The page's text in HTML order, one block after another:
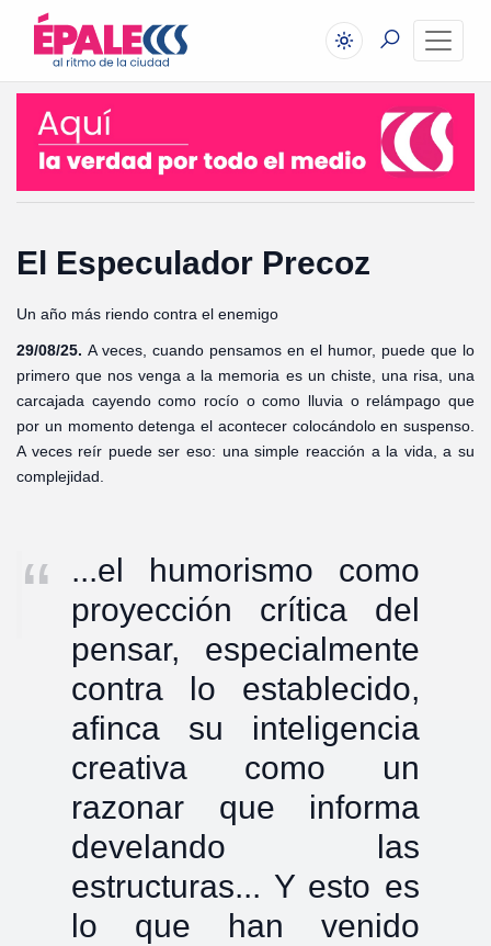
El Especulador Precoz
Un año más riendo contra el enemigo
29/08/25. A veces, cuando pensamos en el humor, puede que lo
primero que nos venga a la memoria es un chiste, una risa, una
carcajada cayendo como rocío o como lluvia o relámpago que
por un momento detenga el acontecer colocándolo en suspenso.
A veces reír puede ser eso: una simple reacción a la vida, a su
complejidad.
...el humorismo como
proyección crítica del
pensar, especialmente
contra lo establecido,
afinca su inteligencia
creativa como un
razonar que informa
develando las
estructuras... Y esto es
lo que han venido